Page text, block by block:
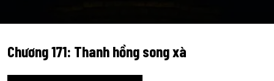
Chương 171: Thanh hồng song xà